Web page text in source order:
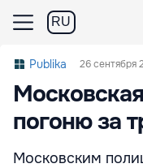
RU
Publika 26 сентября
погоню за
Московским